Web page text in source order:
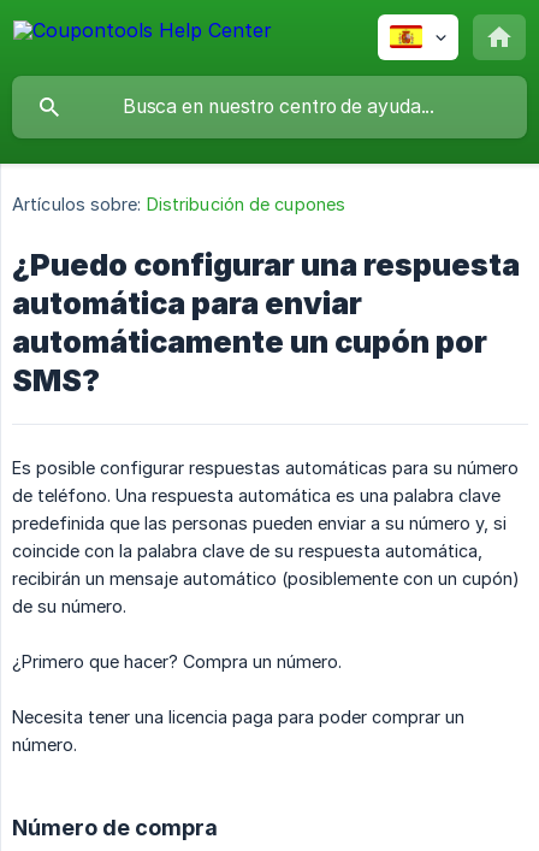
Artículos sobre: Distribución de cupones
¿Puedo configurar una respuesta
automática para enviar
automáticamente un cupón por
SMS?
Es posible configurar respuestas automáticas para su número
de teléfono. Una respuesta automática es una palabra clave
predefinida que las personas pueden enviar a su número y, si
coincide con la palabra clave de su respuesta automática,
recibirán un mensaje automático (posiblemente con un cupón)
de su número.
¿Primero que hacer? Compra un número.
Necesita tener una licencia paga para poder comprar un
número.
Número de compra